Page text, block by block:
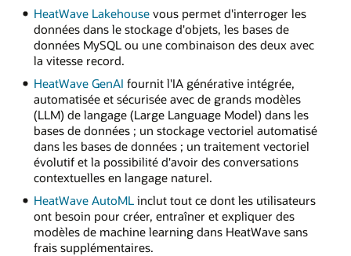
HeatWave Lakehousevous permet d'interroger les
données dans le stockage d'objets, les bases de
données MySQL ou une combinaison des deux avec
la vitesse record.
HeatWave GenAI fournit l'IA générative intégrée,
automatisée et sécurisée avec de grands modèles
(LLM) de langage (Large Language Model) dans les
bases de données ; un stockage vectoriel automatisé
dans les bases de données ; un traitement vectoriel
évolutif et la possibilité d'avoir des conversations
contextuelles en langage naturel.
HeatWave AutoMLinclut tout ce dont les utilisateurs
ont besoin pour créer, entraîner et expliquer des
modèles de machine learning dans HeatWave sans
frais supplémentaires.